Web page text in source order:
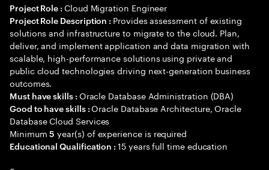
Project Role : Cloud Migration Engineer
Project Role Description : Provides assessment of existing
solutions and infrastructure to migrate to the cloud. Plan,
deliver, and implement application and data migration with
scalable, high-performance solutions using private and
public cloud technologies driving next-generation business
outcomes.
Must have skills : Oracle Database Administration (DBA)
Good to have skills :Oracle Database Architecture, Oracle
Database Cloud Services
Minimum5 year(s) of experience is required
Educational Qualification :15 years full time education